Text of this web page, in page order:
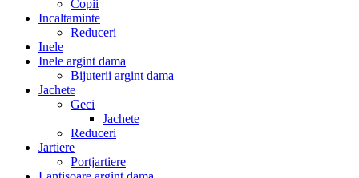
Copii
Incaltaminte
Reduceri
Inele
Inele argint dama
Bijuterii argint dama
Jachete
Geci
Jachete
Reduceri
Jartiere
Portjartiere